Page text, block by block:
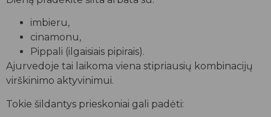
imbieru,
cinamonu,
Pippali (ilgaisiais pipirais).
Ajurvedoje tai laikoma viena stipriausių kombinacijų
virškinimo aktyvinimui.
Tokie šildantys prieskoniai gali padėti: